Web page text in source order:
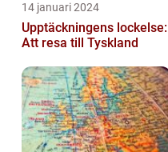
14 januari 2024
Upptäckningens lockelse:
Att resa till Tyskland